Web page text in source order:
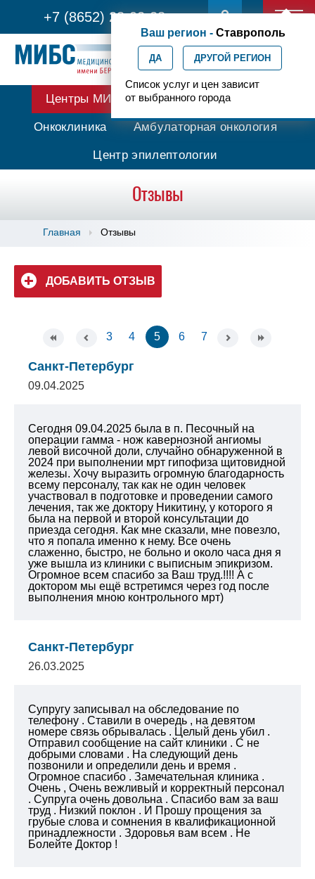
+7 (8652) 28-02-28
Ваш регион - Ставрополь
ДА ДРУГОЙ РЕГИОН
Список услуг и цен зависит
от выбранного города
Центры МИБС Протонная терапия
Онкоклиника Амбулаторная онкология
Центр эпилептологии
Отзывы
Главная Отзывы
ДОБАВИТЬ ОТЗЫВ
3 4 5 6 7
Санкт-Петербург
09.04.2025
Сегодня 09.04.2025 была в п. Песочный на
операции гамма - нож кавернозной ангиомы
левой височной доли, случайно обнаруженной в
2024 при выполнении мрт гипофиза щитовидной
железы. Хочу выразить огромную благодарность
всему персоналу, так как не один человек
участвовал в подготовке и проведении самого
лечения, так же доктору Никитину, у которого я
была на первой и второй консультации до
приезда сегодня. Как мне сказали, мне повезло,
что я попала именно к нему. Все очень
слаженно, быстро, не больно и около часа дня я
уже вышла из клиники с выписным эпикризом.
Огромное всем спасибо за Ваш труд.!!!! А с
доктором мы ещё встретимся через год после
выполнения мною контрольного мрт)
Санкт-Петербург
26.03.2025
Супругу записывал на обследование по
телефону . Ставили в очередь , на девятом
номере связь обрывалась . Целый день убил .
Отправил сообщение на сайт клиники . С не
добрыми словами . На следующий день
позвонили и определили день и время .
Огромное спасибо . Замечательная клиника .
Очень , Очень вежливый и корректный персонал
. Супруга очень довольна . Спасибо вам за ваш
труд . Низкий поклон . И Прошу прощения за
грубые слова и сомнения в квалификационной
принадлежности . Здоровья вам всем . Не
Болейте Доктор !